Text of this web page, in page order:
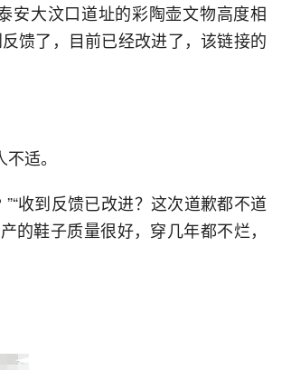
安大汶口道址的彩陶壶文物高度相
馈了，目前已经改进了，该链接的
适。
收到反馈已改进？这次道歉都不道
的鞋子质量很好，穿几年都不烂，